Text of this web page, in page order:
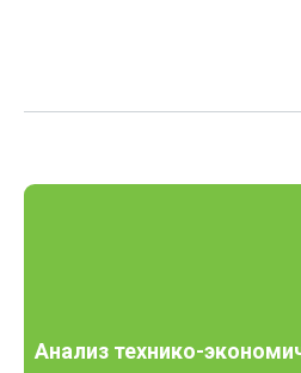
Анализ технико-